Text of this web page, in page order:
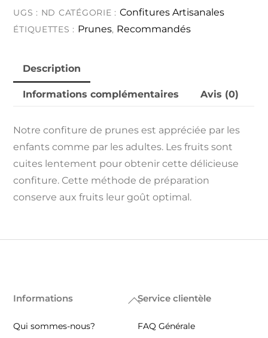
€6,50
UGS : ND CATÉGORIE : Confitures Artisanales
ÉTIQUETTES : Prunes, Recommandés
Description
Informations complémentaires Avis (0)
Notre confiture de prunes est appréciée par les
enfants comme par les adultes. Les fruits sont
cuites lentement pour obtenir cette délicieuse
confiture. Cette méthode de préparation
conserve aux fruits leur goût optimal.
Back
Top
Informations
Qui sommes-nous?
Service clientèle
FAQ Générale